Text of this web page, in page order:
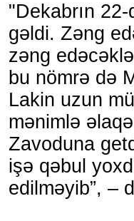
"Dekabrın
gəldi. Zəng
zəng
bu nömrə də
Lakin uzun
mənimlə
Zavoduna
işə qəbul
edilməyib”, –